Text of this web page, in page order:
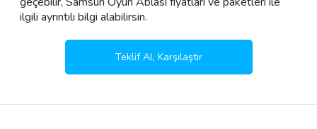
ilgili ayrıntılı bilgi alabilirsin.
Teklif Al, Karşılaştır